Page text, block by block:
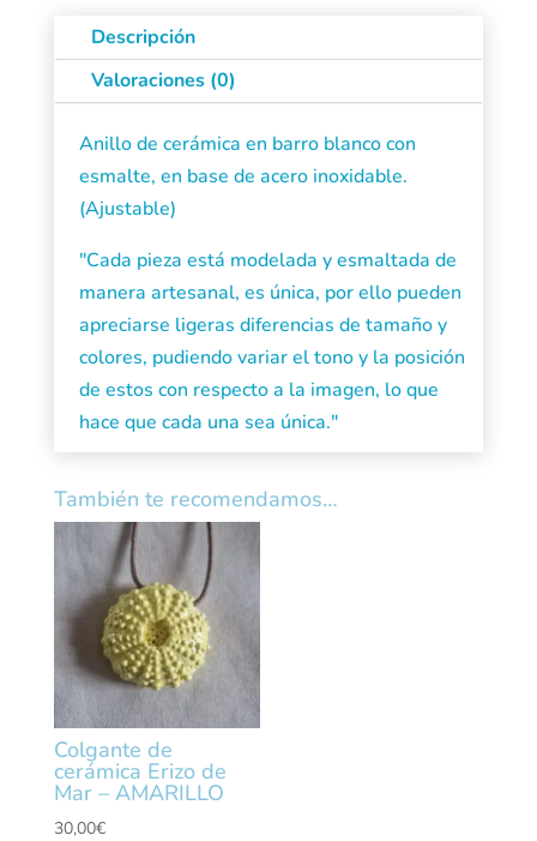
Verde
cantidad
Descripción
Valoraciones (0)
Anillo de cerámica en barro blanco con
esmalte, en base de acero inoxidable.
(Ajustable)
"Cada pieza está modelada y esmaltada de
manera artesanal, es única, por ello pueden
apreciarse ligeras diferencias de tamaño y
colores, pudiendo variar el tono y la posición
de estos con respecto a la imagen, lo que
hace que cada una sea única."
También te recomendamos…
Colgante de
cerámica Erizo de
Mar – AMARILLO
30,00€